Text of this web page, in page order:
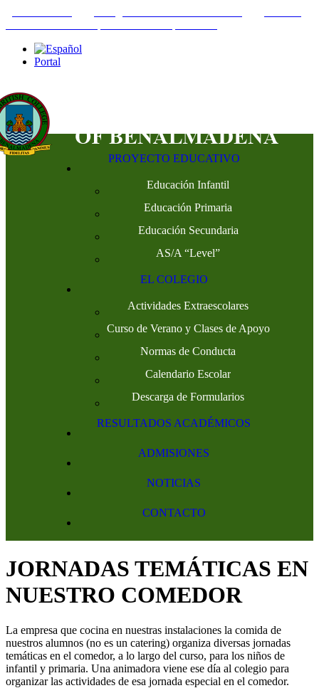
Portal
PROYECTO EDUCATIVO
Educación Infantil
Educación Primaria
Educación Secundaria
AS/A “Level”
EL COLEGIO
Actividades Extraescolares
Curso de Verano y Clases de Apoyo
Normas de Conducta
Calendario Escolar
Descarga de Formularios
RESULTADOS ACADÉMICOS
ADMISIONES
NOTICIAS
CONTACTO
JORNADAS TEMÁTICAS EN
NUESTRO COMEDOR
La empresa que cocina en nuestras instalaciones la comida de
nuestros alumnos (no es un catering) organiza diversas jornadas
temáticas en el comedor, a lo largo del curso, para los niños de
infantil y primaria. Una animadora viene ese día al colegio para
organizar las actividades de esa jornada especial en el comedor.